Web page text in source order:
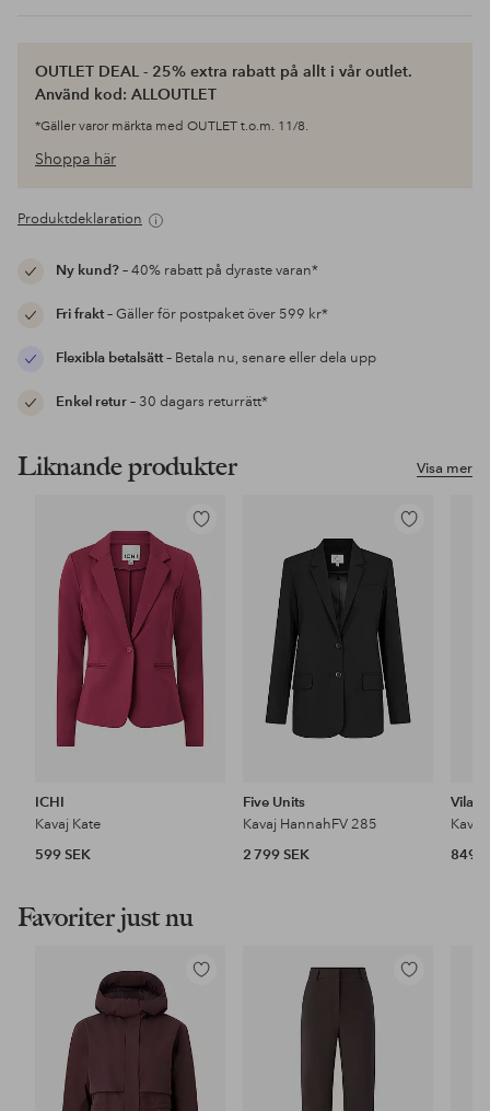
OUTLET DEAL - 25% extra rabatt på allt i vår outlet.
Använd kod: ALLOUTLET
*Gäller varor märkta med OUTLET t.o.m. 11/8.
Shoppa här
Produktdeklaration
Ny kund?– 40% rabatt på dyraste varan*
Fri frakt– Gäller för postpaket över 599 kr*
Flexibla betalsätt– Betala nu, senare eller dela upp
Enkel retur– 30 dagars returrätt*
Visa mer
Liknande produkter
Lägg
till
favoriter
ICHI
Kavaj Kate
599 SEK
Lägg
i
favoriter
Five Units
Kavaj HannahFV 285
2 799 SEK
Vila
849
Favoriter just nu
Lägg
favoriter
Lägg